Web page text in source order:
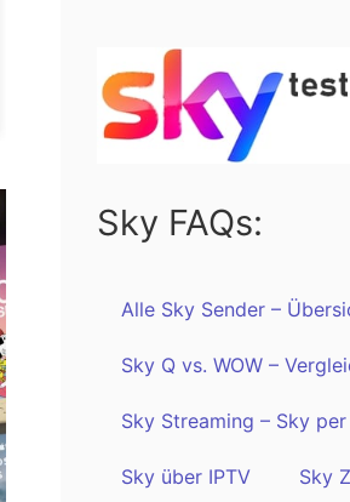
Sky FAQs:
Alle Sky Sender –
Sky Q vs. WOW –
Sky Streaming – Sky
Sky über IPTV Sky